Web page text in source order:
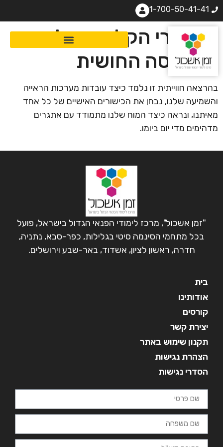
1-700-50-41-41
מאחורי הקלעים של
התפיסה החושית
בהרצאה חווייתית זו נלמד כיצד עובדות מערכות הראייה
והשמיעה שלנו, נבחן את הכישורים האישיים של כל אחד
מאיתנו, ונראה כיצד המוח שלנו מתמודד עם אתגרים
מדהימים מדי יום ביומו.
"זמן אשכול", מרכז לימודי הפנאי הגדול בישראל, פועל
בכל מתחמי הסינמה סיטי בגלילות, כפר-סבא, נתניה,
חדרה, ראשון לציון, אשדוד, באר-שבע וירושלים.
בית
אודותינו
קורסים
יצירת קשר
תקנון שימוש באתר
הצהרת נגישות
הסדרי נגישות